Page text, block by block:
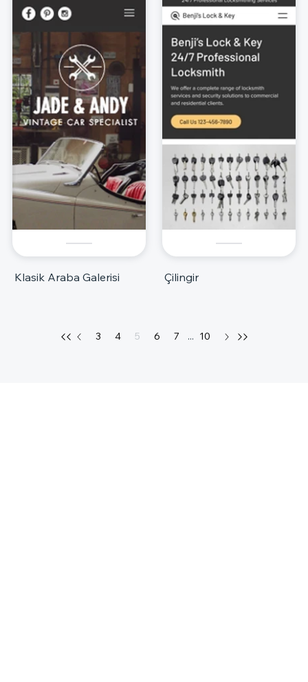
Klasik Araba Galerisi Çilingir
3 4 5 6 7 ... 10